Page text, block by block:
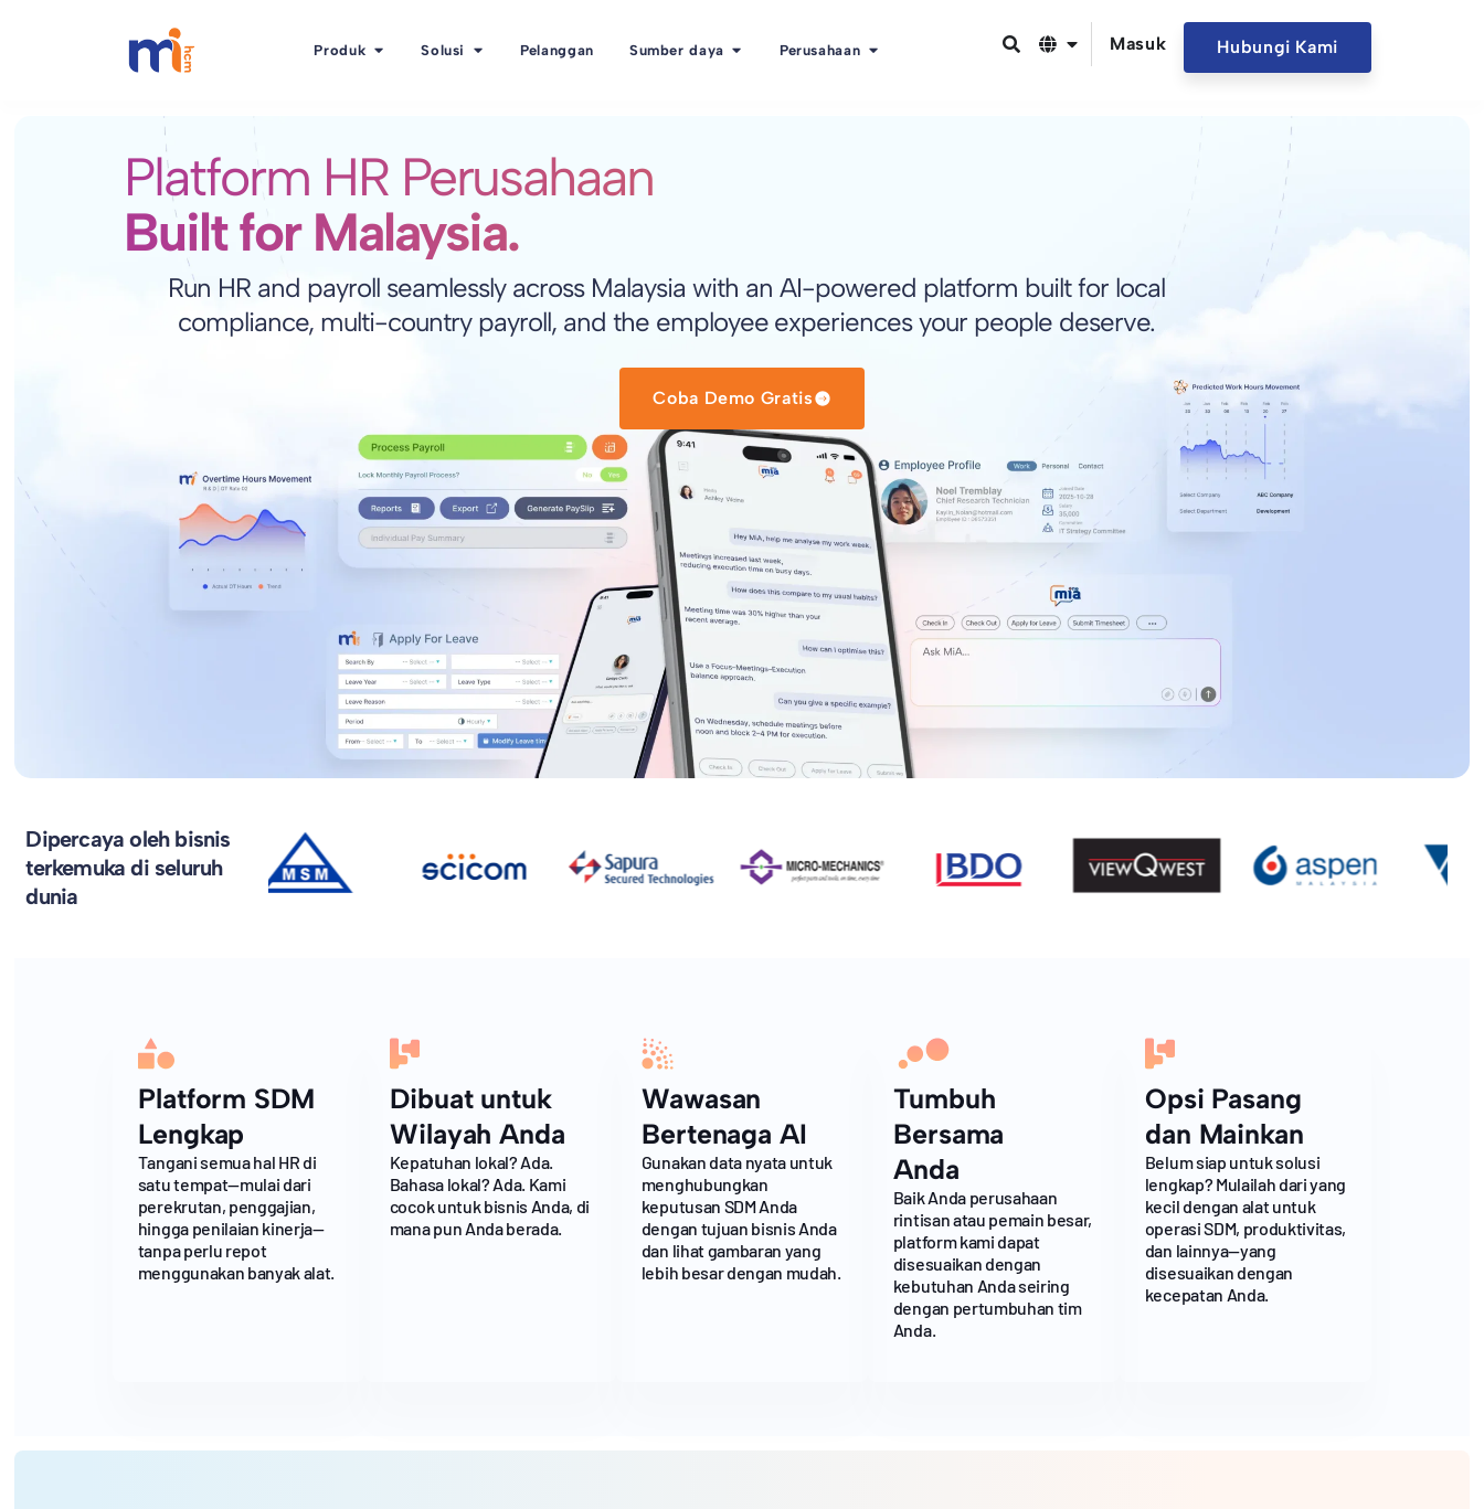
Produk Solusi Pelanggan Sumber daya Perusahaan Masuk Hubungi Kami
Platform HR Perusahaan
Built for Malaysia.
Run HR and payroll seamlessly across Malaysia with an AI-powered platform built for local
compliance, multi-country payroll, and the employee experiences your people deserve.
Coba Demo Gratis
Dipercaya oleh bisnis
terkemuka di seluruh
dunia
Platform SDM
Lengkap
Tangani semua hal HR di
satu tempat—mulai dari
perekrutan, penggajian,
hingga penilaian kinerja—
tanpa perlu repot
menggunakan banyak alat.
Dibuat untuk
Wilayah Anda
Kepatuhan lokal? Ada.
Bahasa lokal? Ada. Kami
cocok untuk bisnis Anda, di
mana pun Anda berada.
Wawasan
Bertenaga AI
Gunakan data nyata untuk
menghubungkan
keputusan SDM Anda
dengan tujuan bisnis Anda
dan lihat gambaran yang
lebih besar dengan mudah.
Tumbuh
Bersama
Anda
Baik Anda perusahaan
rintisan atau pemain besar,
platform kami dapat
disesuaikan dengan
kebutuhan Anda seiring
dengan pertumbuhan tim
Anda.
Opsi Pasang
dan Mainkan
Belum siap untuk solusi
lengkap? Mulailah dari yang
kecil dengan alat untuk
operasi SDM, produktivitas,
dan lainnya—yang
disesuaikan dengan
kecepatan Anda.